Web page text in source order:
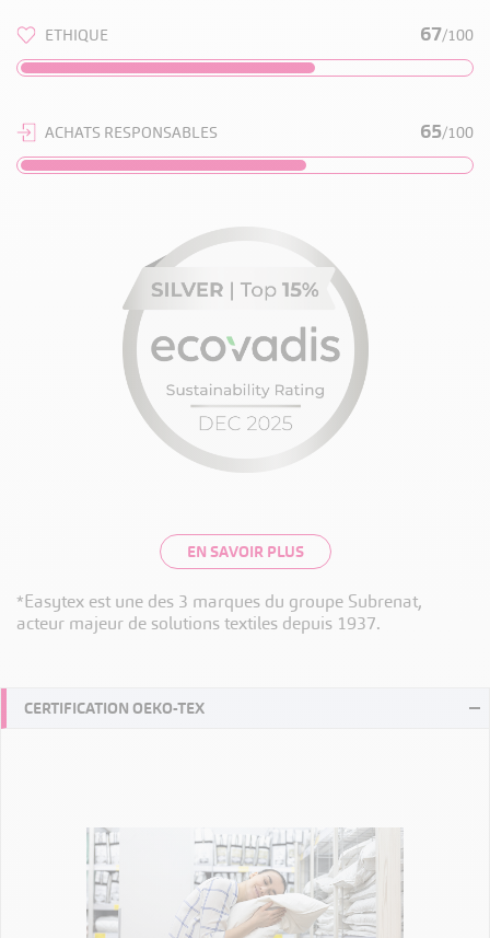
ETHIQUE 67/100
ACHATS RESPONSABLES 65/100
EN SAVOIR PLUS
*Easytex est une des 3 marques du groupe Subrenat,
acteur majeur de solutions textiles depuis 1937.
CERTIFICATION OEKO-TEX